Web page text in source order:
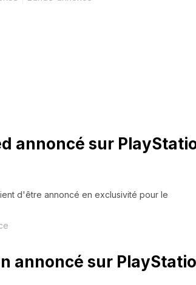
annoncé sur
d'être annoncé en exclusivité pour le
annoncé sur